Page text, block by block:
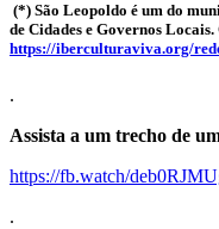
(*) São Leopoldo é um do
de Cidades e Governos
https://iberculturaviva.org/
.
Assista a um trecho de
https://fb.watch/
.